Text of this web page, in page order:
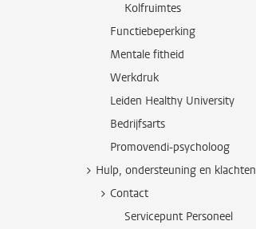
Kolfruimtes
Functiebeperking
Mentale fitheid
Werkdruk
Leiden Healthy University
Bedrijfsarts
Promovendi-psycholoog
Hulp, ondersteuning en klachten
Contact
Servicepunt Personeel